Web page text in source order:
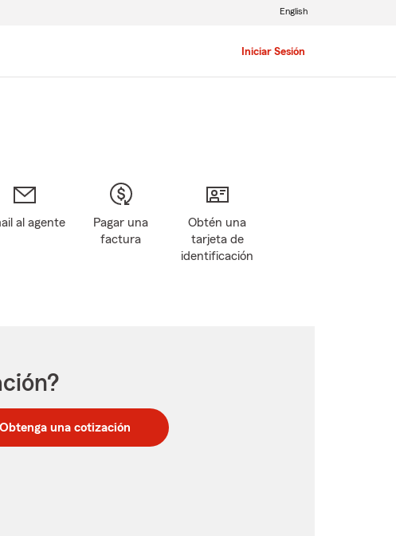
Iniciar Sesión
English
al agente
Pagar una
factura
Obtén una
tarjeta de
identificación
Obtenga una cotización